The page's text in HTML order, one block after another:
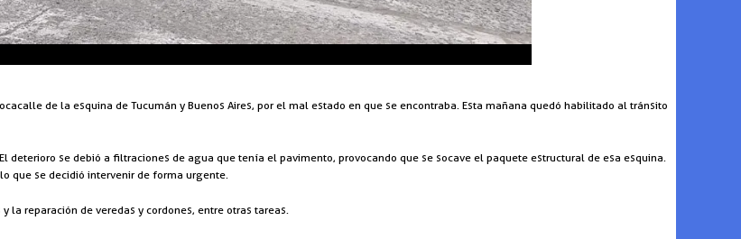
de la esquina de Tucumán y Buenos Aires, por el mal estado en que se encontraba. Esta mañana quedó habilitado al tránsito
deterioro se debió a filtraciones de agua que tenía el pavimento, provocando que se socave el paquete estructural de esa esquina.
que se decidió intervenir de forma urgente.
la reparación de veredas y cordones, entre otras tareas.